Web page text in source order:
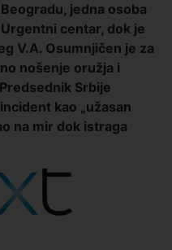
jedna osoba
centar, dok je
V.A. Osumnjičen je za
nošenje oružja i
Srbije
kao „užasan
na mir dok istraga